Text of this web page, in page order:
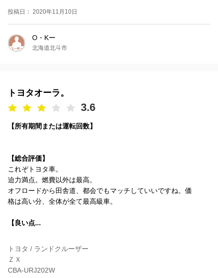
投稿日： 2020年11月10日
O・Kー
北海道北斗市
トヨタオーラ。
3.6
【所有期間または運転回数】
【総合評価】
これぞトヨタ車。
迫力満点。燃費以外は最高。
オフロードから田舎道、都会でもマッチしていいですね。価
格は高い分、全体が全て最高級車。
【良い点...
トヨタ / ランドクルーザー
ＺＸ
CBA-URJ202W